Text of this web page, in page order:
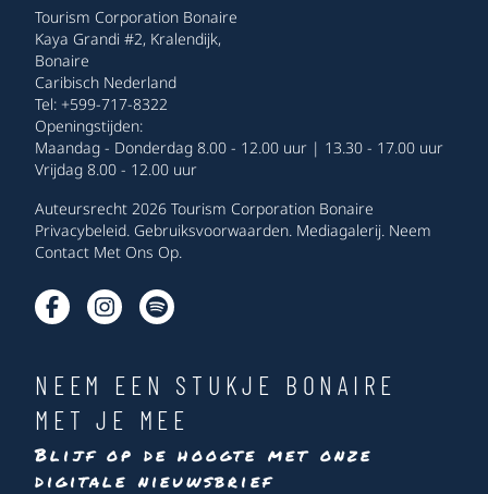
Tourism Corporation Bonaire
Kaya Grandi #2, Kralendijk,
Bonaire
Caribisch Nederland
Tel: +599-717-8322
Openingstijden:
Maandag - Donderdag 8.00 - 12.00 uur | 13.30 - 17.00 uur
Vrijdag 8.00 - 12.00 uur
Auteursrecht 2026 Tourism Corporation Bonaire
Privacybeleid. Gebruiksvoorwaarden. Mediagalerij. Neem
Contact Met Ons Op.
NEEM EEN STUKJE BONAIRE
MET JE MEE
Blijf op de hoogte met onze
digitale nieuwsbrief